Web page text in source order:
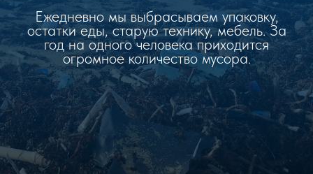
Ежедневно мы выбрасываем упаковку,
остатки еды, старую технику, мебель. За
год на одного человека приходится
огромное количество мусора.